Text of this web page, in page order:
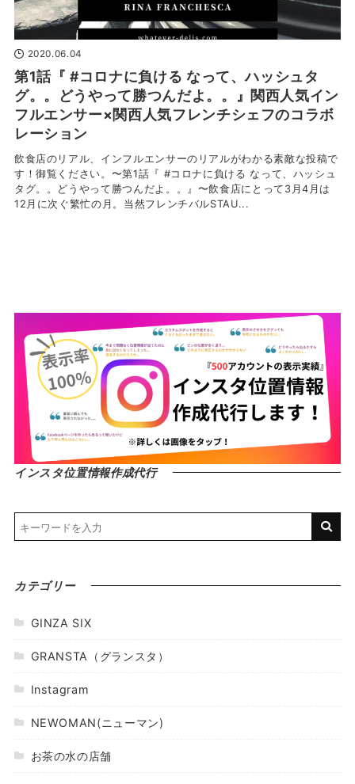
2020.06.04
第1話『 #コロナに負ける なって、ハッシュタ
グ。。どうやって勝つんだよ。。』関西人気イン
フルエンサー×関西人気フレンチシェフのコラボ
レーション
飲食店のリアル、インフルエンサーのリアルがわかる素敵な投稿で
す！御覧ください。〜第1話『 #コロナに負ける なって、ハッシュ
タグ。。どうやって勝つんだよ。。』〜飲食店にとって3月4月は
12月に次ぐ繁忙の月。当然フレンチバルSTAU...
インスタ位置情報作成代行
カテゴリー
GINZA SIX
GRANSTA（グランスタ）
Instagram
NEWOMAN(ニューマン)
お茶の水の店舗